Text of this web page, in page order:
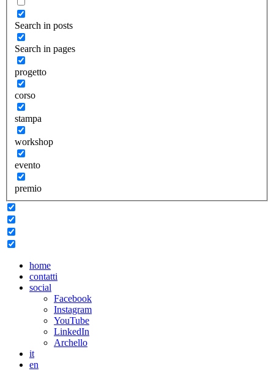
Search in posts
Search in pages
progetto
corso
stampa
workshop
evento
premio
home
contatti
social
Facebook
Instagram
YouTube
LinkedIn
Archello
it
en